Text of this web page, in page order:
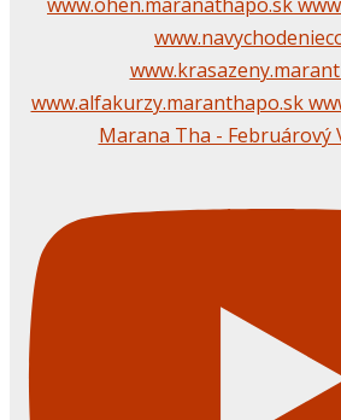
Marana Tha - Februárový